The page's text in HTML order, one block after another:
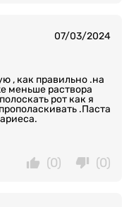
07/03/2024
, как правильно .на
меньше раствора
рот как я
.Паста
(0)
(0)